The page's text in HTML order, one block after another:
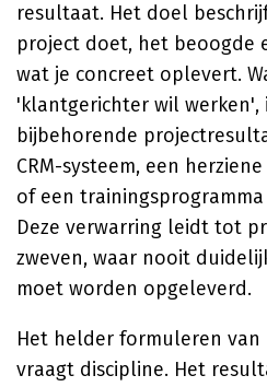
resultaat. Het doel
project doet, het beoogde
wat je concreet oplevert.
'klantgerichter wil werken',
bijbehorende
CRM-systeem, een
of een
Deze verwarring leidt tot
zweven, waar nooit
moet worden opgeleverd.
Het helder formuleren
vraagt discipline. Het